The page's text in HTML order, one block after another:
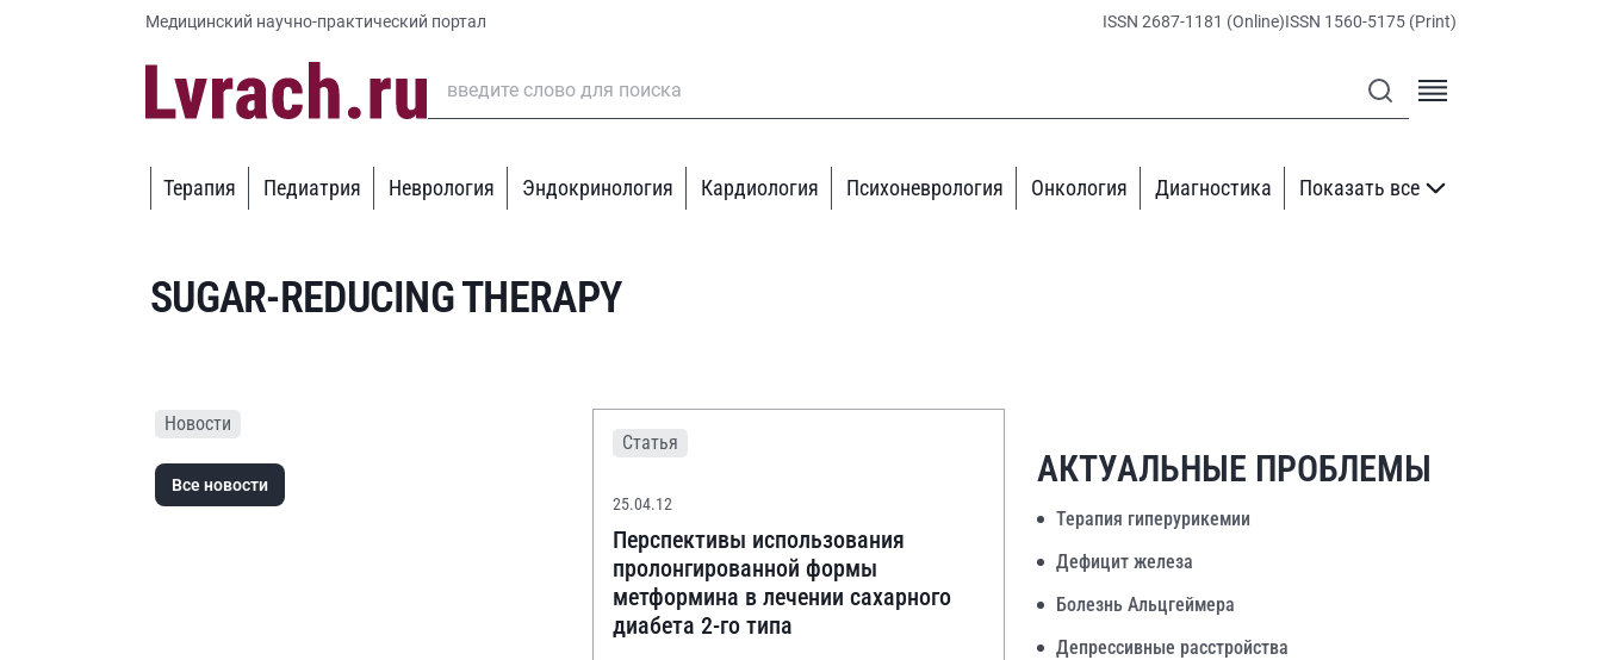
Медицинский научно-практический портал ISSN 2687-1181 (Online)ISSN 1560-5175 (Print)
Терапия Педиатрия Неврология Эндокринология Кардиология Психоневрология Онкология Диагностика Показать все
SUGAR-REDUCING THERAPY
Новости
Все новости
Статья
25.04.12
Перспективы использования
пролонгированной формы
метформина в лечении сахарного
диабета 2-го типа
АКТУАЛЬНЫЕ ПРОБЛЕМЫ
Терапия гиперурикемии
Дефицит железа
Болезнь Альцгеймера
Депрессивные расстройства